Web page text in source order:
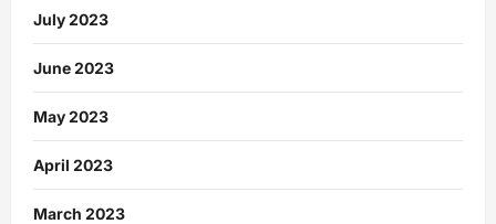
July 2023
June 2023
May 2023
April 2023
March 2023